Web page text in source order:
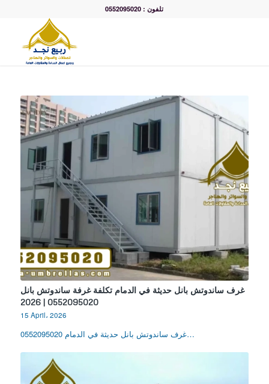
تلفون : 0552095020
غرف ساندوتش بانل حديثة في الدمام تكلفة غرفة ساندوتش بانل
0552095020 | 2026
15 April، 2026
غرف ساندوتش بانل حديثة في الدمام 0552095020…